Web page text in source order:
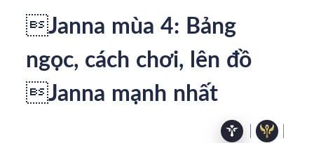
Janna mùa 4: Bảng
ngọc, cách chơi, lên đồ
Janna mạnh nhất